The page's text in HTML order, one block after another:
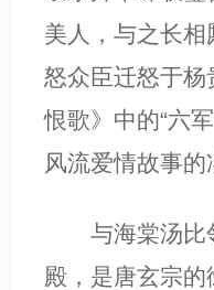
美人，与之长
怒众臣迁怒于
恨歌》中的“六
风流爱情故事的
与海棠汤比邻
殿，是唐玄宗